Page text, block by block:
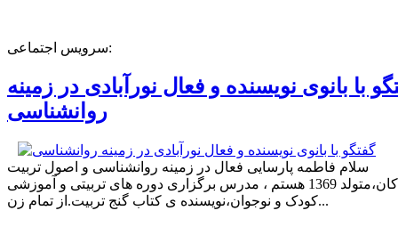
سرویس اجتماعی:
با بانوی نویسنده و فعال نورآبادی در زمینه
روانشناسی
سلام فاطمه پارسایی فعال در زمینه روانشناسی و اصول تربیت
کودکان،متولد 1369 هستم ، مدرس برگزاری دوره های تربیتی و آموزشی
کودک و نوجوان،نویسنده ی کتاب گنج تربیت.از تمام زن...